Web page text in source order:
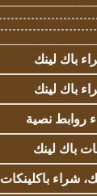
باك لينك
باك لينك
روابط نصية
باك لينك
شراء باكلينكات